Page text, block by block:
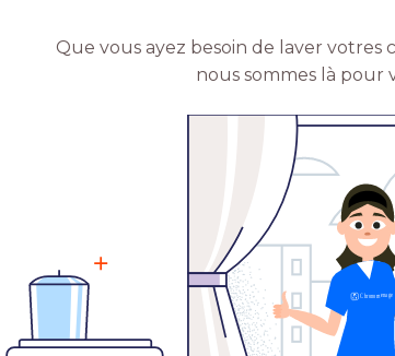
Que vous ayez besoin de laver votres
nous sommes là pour